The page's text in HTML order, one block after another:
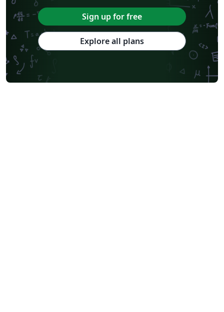
Sign up for free
Explore all plans